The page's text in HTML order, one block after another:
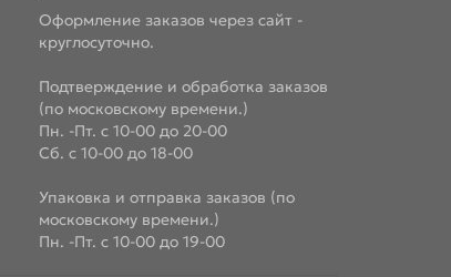
Оформление заказов через сайт -
круглосуточно.
Подтверждение и обработка заказов
(по московскому времени.)
Пн. -Пт. с 10-00 до 20-00
Сб. с 10-00 до 18-00
Упаковка и отправка заказов (по
московскому времени.)
Пн. -Пт. с 10-00 до 19-00